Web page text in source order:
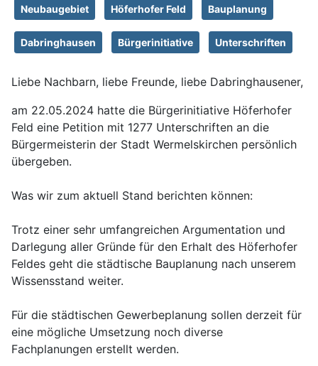
Neubaugebiet Höferhofer Feld Bauplanung
Dabringhausen Bürgerinitiative Unterschriften
Liebe Nachbarn, liebe Freunde, liebe Dabringhausener,
am 22.05.2024 hatte die Bürgerinitiative Höferhofer
Feld eine Petition mit 1277 Unterschriften an die
Bürgermeisterin der Stadt Wermelskirchen persönlich
übergeben.
Was wir zum aktuell Stand berichten können:
Trotz einer sehr umfangreichen Argumentation und
Darlegung aller Gründe für den Erhalt des Höferhofer
Feldes geht die städtische Bauplanung nach unserem
Wissensstand weiter.
Für die städtischen Gewerbeplanung sollen derzeit für
eine mögliche Umsetzung noch diverse
Fachplanungen erstellt werden.